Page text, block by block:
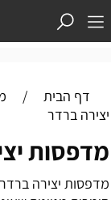
דף הבית /
יצירה ברדר
מדפסות
מדפסות יצירה